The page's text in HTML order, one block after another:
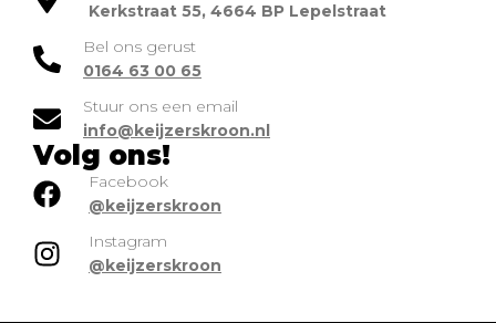
Kerkstraat 55, 4664 BP Lepelstraat
Bel ons gerust
0164 63 00 65
Stuur ons een email
info@keijzerskroon.nl
Volg ons!
Facebook
@keijzerskroon
Instagram
@keijzerskroon